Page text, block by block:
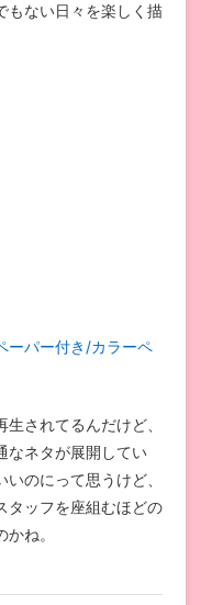
もない日々を楽しく描
ーパー付き/カラーペ
されてるんだけど、
なネタが展開してい
のにって思うけど、
タッフを座組むほどの
ね。